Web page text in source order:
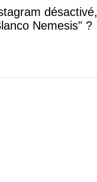
désactivé,
Nemesis" ?